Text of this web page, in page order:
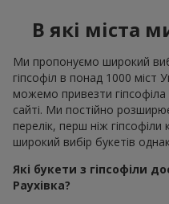
В які міста
Ми пропонуємо широкий
гіпсофіл в понад 1000 міст
можемо привезти
сайті. Ми постійно
перелік, перш ніж гіпсофіли
широкий вибір букетів
Які букети з гіпсофіли
Раухівка?